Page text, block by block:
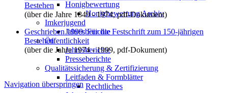
Honigbewertung
Honigbewertung Archiv
Imkerjugend
Jahresberichte
Öffentlichkeit
Jahresberichte
Presseberichte
Qualitätssicherung & Zertifizierung
Leitfaden & Formblätter
Rechtliches
Bestehen
(über die Jahre 1849 - 1974, pdf-Dokument)
Geschrieben 1999: Für die Festschrift zum 150-jährigen
Bestehen
(über die Jahre 1974 - 1999, pdf-Dokument)
Navigation überspringen